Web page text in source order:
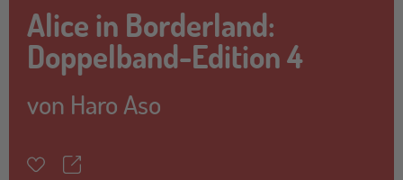
Alice in Borderland:
Doppelband-Edition 4
von Haro Aso
MerkzettelTeilen